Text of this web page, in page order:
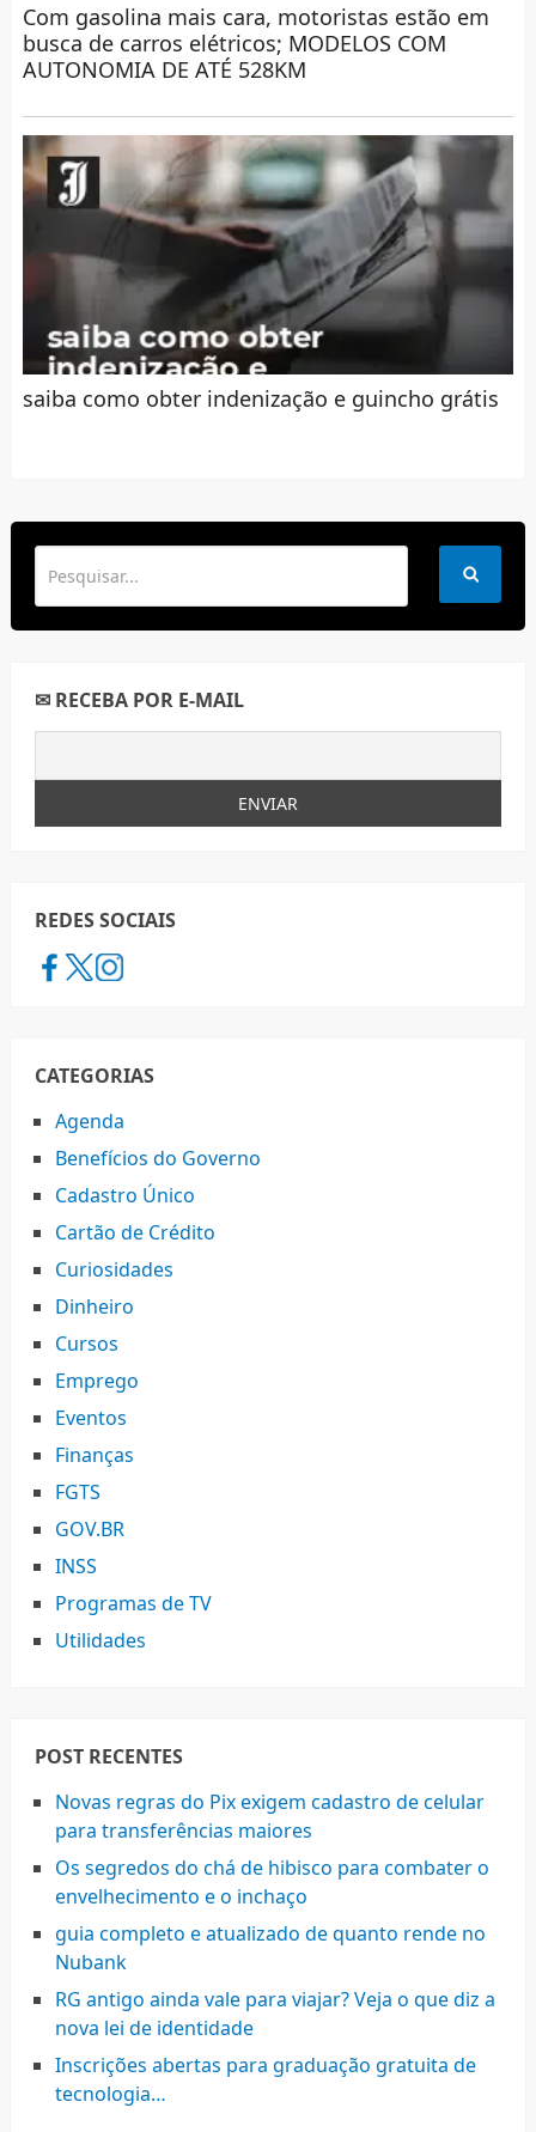
Com gasolina mais cara, motoristas estão em
busca de carros elétricos; MODELOS COM
AUTONOMIA DE ATÉ 528KM
saiba como obter indenização e guincho grátis
✉ RECEBA POR E-MAIL
REDES SOCIAIS
CATEGORIAS
Agenda
Benefícios do Governo
Cadastro Único
Cartão de Crédito
Curiosidades
Dinheiro
Cursos
Emprego
Eventos
Finanças
FGTS
GOV.BR
INSS
Programas de TV
Utilidades
POST RECENTES
Novas regras do Pix exigem cadastro de celular
para transferências maiores
Os segredos do chá de hibisco para combater o
envelhecimento e o inchaço
guia completo e atualizado de quanto rende no
Nubank
RG antigo ainda vale para viajar? Veja o que diz a
nova lei de identidade
Inscrições abertas para graduação gratuita de
tecnologia…